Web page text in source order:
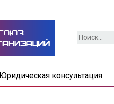
Найти:
Юридическая консультация